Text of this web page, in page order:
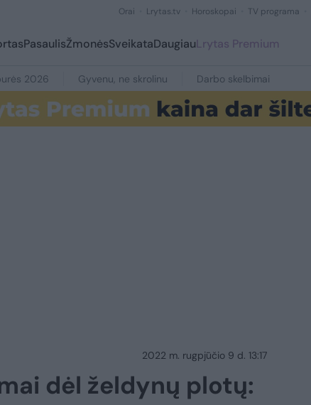
Orai Lrytas.tv Horoskopai TV programa
PasaulisŽmonėsSveikataDaugiauLrytas Premium
2026 Gyvenu, ne skrolinu Darbo skelbimai
2022 m. rugpjūčio 9 d. 13:17
dėl želdynų plotų: